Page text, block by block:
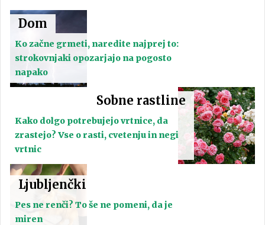
Dom
Ko začne grmeti, naredite najprej to:
strokovnjaki opozarjajo na pogosto
napako
Sobne rastline
Kako dolgo potrebujejo vrtnice, da
zrastejo? Vse o rasti, cvetenju in negi
vrtnic
Ljubljenčki
Pes ne renči? To še ne pomeni, da je
miren